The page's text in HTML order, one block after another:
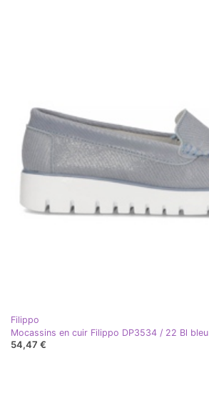
Filippo
Mocassins en cuir Filippo DP3534 / 22 Bl bleu
54,47 €